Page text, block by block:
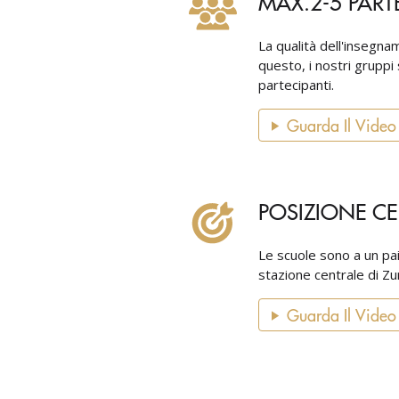
La qualità
questo, i nostri gruppi
partecipanti.
Guarda Il Video
POSIZIONE
Le scuole sono a un
stazione centrale di
Guarda Il Video